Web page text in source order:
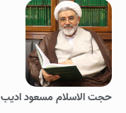
حجت الاسلام مسعود ادیب